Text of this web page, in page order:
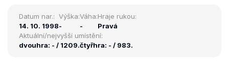
Datum nar.:
14. 10. 1998
Výška:
-
Váha:
-
Hraje rukou:
Pravá
Aktuální/nejvyšší umístění:
dvouhra: - / 1209.čtyřhra: - / 983.